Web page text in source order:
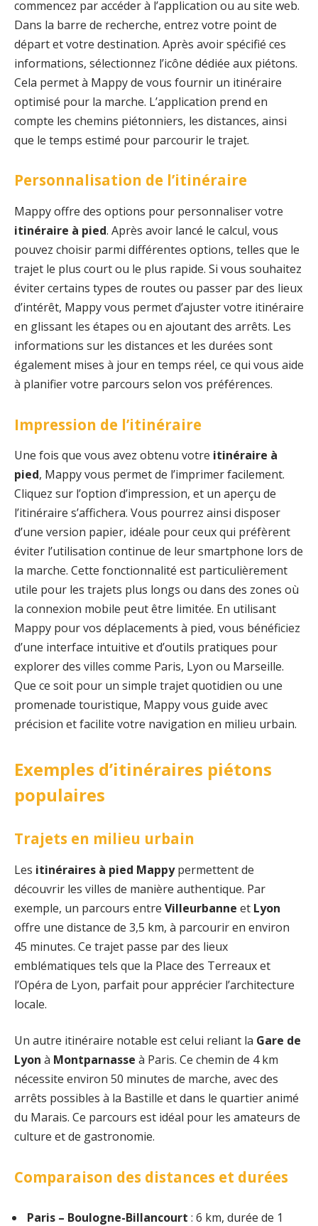
commencez par accéder à l’application ou au site web.
Dans la barre de recherche, entrez votre point de
départ et votre destination. Après avoir spécifié ces
informations, sélectionnez l’icône dédiée aux piétons.
Cela permet à Mappy de vous fournir un itinéraire
optimisé pour la marche. L’application prend en
compte les chemins piétonniers, les distances, ainsi
que le temps estimé pour parcourir le trajet.
Personnalisation de l’itinéraire
Mappy offre des options pour personnaliser votre
itinéraire à pied. Après avoir lancé le calcul, vous
pouvez choisir parmi différentes options, telles que le
trajet le plus court ou le plus rapide. Si vous souhaitez
éviter certains types de routes ou passer par des lieux
d’intérêt, Mappy vous permet d’ajuster votre itinéraire
en glissant les étapes ou en ajoutant des arrêts. Les
informations sur les distances et les durées sont
également mises à jour en temps réel, ce qui vous aide
à planifier votre parcours selon vos préférences.
Impression de l’itinéraire
Une fois que vous avez obtenu votre itinéraire à
pied, Mappy vous permet de l’imprimer facilement.
Cliquez sur l’option d’impression, et un aperçu de
l’itinéraire s’affichera. Vous pourrez ainsi disposer
d’une version papier, idéale pour ceux qui préfèrent
éviter l’utilisation continue de leur smartphone lors de
la marche. Cette fonctionnalité est particulièrement
utile pour les trajets plus longs ou dans des zones où
la connexion mobile peut être limitée. En utilisant
Mappy pour vos déplacements à pied, vous bénéficiez
d’une interface intuitive et d’outils pratiques pour
explorer des villes comme Paris, Lyon ou Marseille.
Que ce soit pour un simple trajet quotidien ou une
promenade touristique, Mappy vous guide avec
précision et facilite votre navigation en milieu urbain.
Exemples d’itinéraires piétons
populaires
Trajets en milieu urbain
Les itinéraires à pied Mappypermettent de
découvrir les villes de manière authentique. Par
exemple, un parcours entre Villeurbanne et Lyon
offre une distance de 3,5 km, à parcourir en environ
45 minutes. Ce trajet passe par des lieux
emblématiques tels que la Place des Terreaux et
l’Opéra de Lyon, parfait pour apprécier l’architecture
locale.
Un autre itinéraire notable est celui reliant la Gare de
Lyon à Montparnasse à Paris. Ce chemin de 4 km
nécessite environ 50 minutes de marche, avec des
arrêts possibles à la Bastille et dans le quartier animé
du Marais. Ce parcours est idéal pour les amateurs de
culture et de gastronomie.
Comparaison des distances et durées
Paris – Boulogne-Billancourt : 6 km, durée de 1